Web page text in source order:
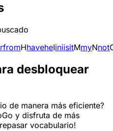
fromHhaveheIiniisitMmyNnot
desbloquear
de manera más eficiente?
y disfruta de más
vocabulario!